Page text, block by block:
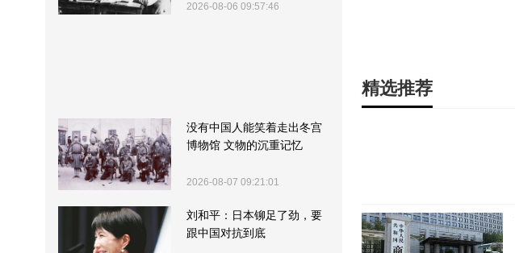
2026-08-06 09:57:46
没有中国人能笑着走出冬宫
博物馆 文物的沉重记忆
2026-08-07 09:21:01
刘和平：日本铆足了劲，要
跟中国对抗到底
精选推荐